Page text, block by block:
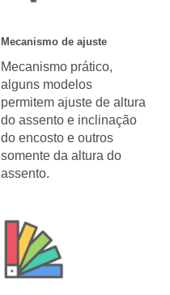
Mecanismo de ajuste
Mecanismo prático,
alguns modelos
permitem ajuste de altura
do assento e inclinação
do encosto e outros
somente da altura do
assento.